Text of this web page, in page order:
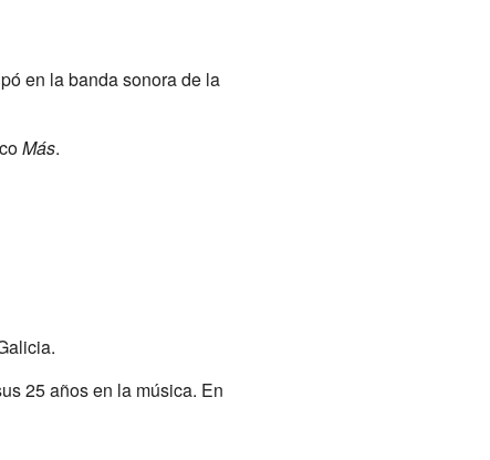
en la banda sonora de la
Más.
25 años en la música. En